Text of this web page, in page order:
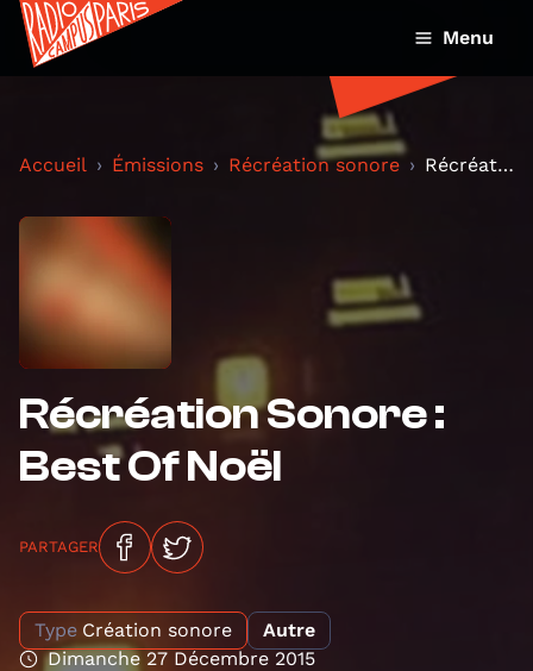
Menu
Accueil Émissions Récréation sonore Récréation Sonore : Best Of Noël
Récréation Sonore :
Best Of Noël
PARTAGER
Type Création sonore
Autre
Dimanche 27 Décembre 2015